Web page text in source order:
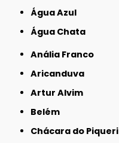
Água Azul
Água Chata
Anália Franco
Aricanduva
Artur Alvim
Belém
Chácara do Piqueri